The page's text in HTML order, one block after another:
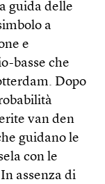
guida delle
a
e
basse che
Dopo
van den
guidano le
con le
assenza di